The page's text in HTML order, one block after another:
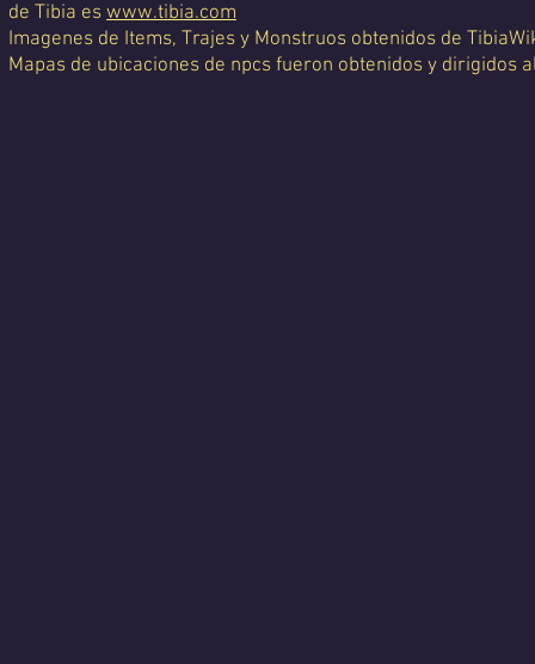
de Tibia es www.tibia.com
Imagenes de Items, Trajes y Monstruos obtenidos de
Mapas de ubicaciones de npcs fueron obtenidos y dirigidos